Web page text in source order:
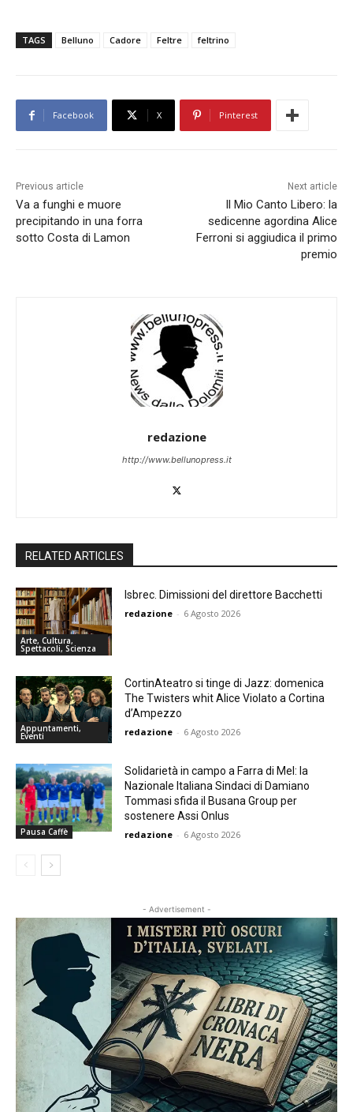
TAGS Belluno Cadore Feltre feltrino
Facebook X Pinterest
Previous article
Va a funghi e muore
precipitando in una forra
sotto Costa di Lamon
Next article
Il Mio Canto Libero: la
sedicenne agordina Alice
Ferroni si aggiudica il primo
premio
redazione
http://www.bellunopress.it
RELATED ARTICLES
Arte, Cultura,
Spettacoli, Scienza
Isbrec. Dimissioni del direttore Bacchetti
redazione - 6 Agosto 2026
Appuntamenti,
Eventi
CortinAteatro si tinge di Jazz: domenica
The Twisters whit Alice Violato a Cortina
d’Ampezzo
redazione - 6 Agosto 2026
Pausa Caffè
Solidarietà in campo a Farra di Mel: la
Nazionale Italiana Sindaci di Damiano
Tommasi sfida il Busana Group per
sostenere Assi Onlus
redazione - 6 Agosto 2026
- Advertisement -